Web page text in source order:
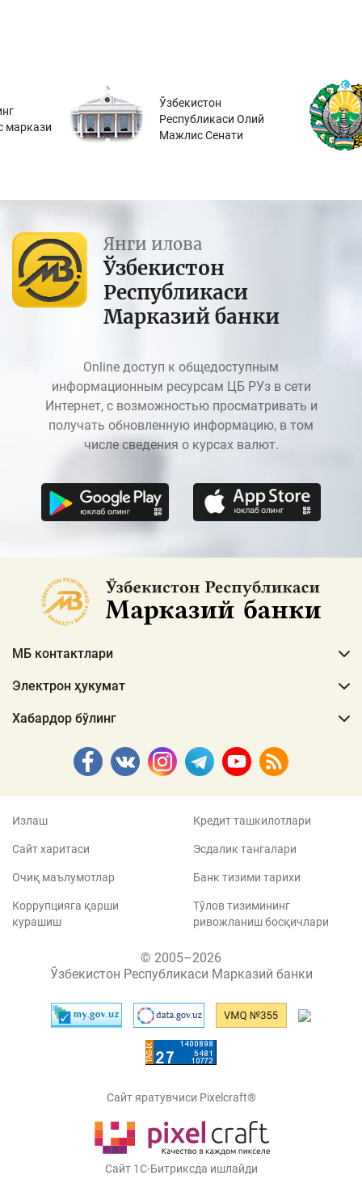
маркази
Ўзбекистон
Республикаси Олий
Мажлис Сенати
Янги илова
Ўзбекистон
Республикаси
Марказий банки
Online доступ к общедоступным
информационным ресурсам ЦБ РУз в сети
Интернет, с возможностью просматривать и
получать обновленную информацию, в том
числе сведения о курсах валют.
МБ контактлари
Электрон ҳукумат
Хабардор бўлинг
Излаш
Сайт харитаси
Очиқ маълумотлар
Коррупцияга қарши
курашиш
Кредит ташкилотлари
Эсдалик тангалари
Банк тизими тарихи
Тўлов тизимининг
ривожланиш босқичлари
© 2005–2026
Ўзбекистон Республикаси Марказий банки
Сайт яратувчиси Pixelcraft®
Сайт 1C-Битриксда ишлайди